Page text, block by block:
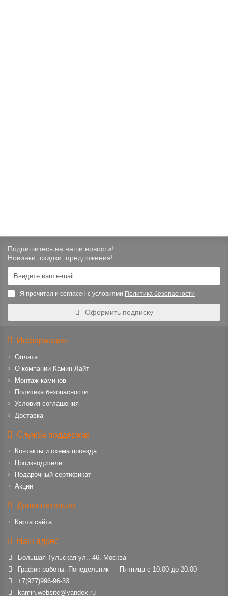
Подпишитесь на наши новости!
Новинки, скидки, предложения!
Я прочитал и согласен с условиями Политика безопасности
Оформить подписку
Информация
Оплата
О компании Камин-Лайт
Монтаж каминов
Политика безопасности
Условия соглашения
Доставка
Служба поддержки
Контакты и схема проезда
Производители
Подарочный сертификат
Акции
Дополнительно
Карта сайта
Наш адрес
Большая Тульская ул., 46, Москва
График работы: Понедельник — Пятница с 10.00 до 20.00
+7(977)996-96-33
kamin.website@yandex.ru